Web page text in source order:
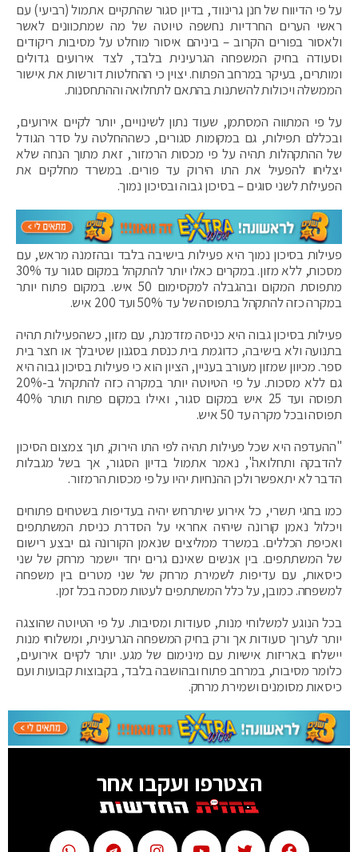
על פי הדיווח של חנן גרינווד, בדיון סגור שהתקיים אתמול (רביעי) עם
ראשי הערים החרדיות נחשפה טיוטה של מה שמתכוונים לאשר
ולאסור בפורים הקרוב – ביניהם איסור מוחלט על מסיבות ריקודים
וסעודה בחיק המשפחה הגרעינית בלבד, לצד אירועים גדולים
ומותרים, בעיקר במרחב הפתוח. יצוין כי ההחלטות דורשות את אישור
הממשלה ויכולות להשתנות בהתאם לתחלואה וההתחסנות.
על פי המתווה המסתמן, שעוד נתון לשינויים, יותר לקיים אירועים,
ובכללם תפילות, גם במקומות סגורים, כשההחלטה על סדר הגודל
של ההתקהלות תהיה על פי מכסות הרמזור, זאת מתוך הנחה שלא
יצליחו להפעיל את התו הירוק עד פורים. במשרד מחלקים את
הפעילות לשני סוגים – בסיכון גבוה ובסיכון נמוך.
פעילות בסיכון נמוך היא פעילות בישיבה בלבד ובהזמנה מראש, עם
מסכות, ללא מזון. במקרים כאלו יותר להתקהל במקום סגור עד 30%
מתפוסת המקום ובהגבלה למקסימום 50 איש. במקום פתוח יותר
במקרה כזה להתקהל בתפוסה של עד 50% ועד 200 איש.
פעילות בסיכון גבוה היא כניסה מזדמנת, עם מזון, כשהפעילות תהיה
בתנועה ולא בישיבה, כדוגמת בית כנסת בסגנון שטיבלך או חצר בית
ספר. מכיוון שמזון מעורב בעניין, הציון הוא כי פעילות בסיכון גבוה היא
גם ללא מסכות. על פי הטיוטה יותר במקרה כזה להתקהל ב-20%
תפוסה ועד 25 איש במקום סגור, ואילו במקום פתוח תותר 40%
תפוסה ובכל מקרה עד 50 איש.
"ההעדפה היא שכל פעילות תהיה לפי התו הירוק, תוך צמצום הסיכון
להדבקה ותחלואה", נאמר אתמול בדיון הסגור, אך בשל מגבלות
הדבר לא יתאפשר ולכן ההנחיות יהיו על פי מכסות הרמזור.
כמו בחגי תשרי, כל אירוע שיתרחש יהיה בעדיפות בשטחים פתוחים
ויכלול נאמן קורונה שיהיה אחראי על הסדרת כניסת המשתתפים
ואכיפת הכללים. במשרד ממליצים שנאמן הקורונה גם יבצע רישום
של המשתתפים. בין אנשים שאינם גרים יחד יישמר מרחק של שני
כיסאות, עם עדיפות לשמירת מרחק של שני מטרים בין משפחה
למשפחה. כמובן, על כלל המשתתפים לעטות מסכה בכל זמן.
בכל הנוגע למשלוחי מנות, סעודות ומסיבות. על פי הטיוטה שהוצגה
יותר לערוך סעודות אך ורק בחיק המשפחה הגרעינית, ומשלוחי מנות
יישלחו באריזות אישיות עם מינימום של מגע. יותר לקיים אירועים,
כלומר מסיבות, במרחב פתוח ובהושבה בלבד, בקבוצות קבועות ועם
כיסאות מסומנים ושמירת מרחק.
הצטרפו ועקבו אחר